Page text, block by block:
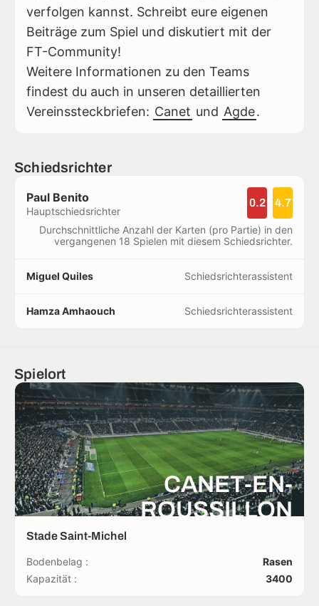
verfolgen kannst. Schreibt eure eigenen
Beiträge zum Spiel und diskutiert mit der
FT-Community!
Weitere Informationen zu den Teams
findest du auch in unseren detaillierten
Vereinssteckbriefen: Canet und Agde.
Schiedsrichter
Paul Benito
Hauptschiedsrichter
0.2 4.7
Durchschnittliche Anzahl der Karten (pro Partie) in den
vergangenen 18 Spielen mit diesem Schiedsrichter.
Miguel Quiles Schiedsrichterassistent
Hamza Amhaouch Schiedsrichterassistent
Spielort
CANET-EN-
ROUSSILLON
Stade Saint-Michel
Bodenbelag :
Rasen
Kapazität :
3400